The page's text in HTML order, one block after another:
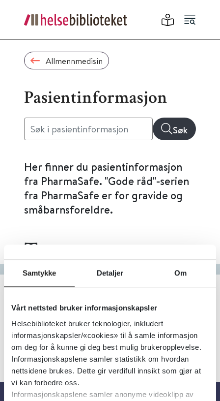
Samtykke Detaljer Om
Vårt nettsted bruker informasjonskapsler
Helsebiblioteket bruker teknologier, inkludert
informasjonskapsler/«cookies» til å samle informasjon
om deg for å kunne gi deg best mulig brukeropplevelse.
Informasjonskapslene samler statistikk om hvordan
nettsidene brukes. Dette gir verdifull innsikt som gjør at
vi kan forbedre oss.
Informasjonskapslene samler anonyme videoklipp av
Allmennmedisin
Pasientinformasjon
Søk
Her finner du pasientinformasjon
fra PharmaSafe. "Gode råd"-serien
fra PharmaSafe er for gravide og
småbarnsforeldre.
Tema
Gå til bokstav
Filter
4Treff Alfabetisk